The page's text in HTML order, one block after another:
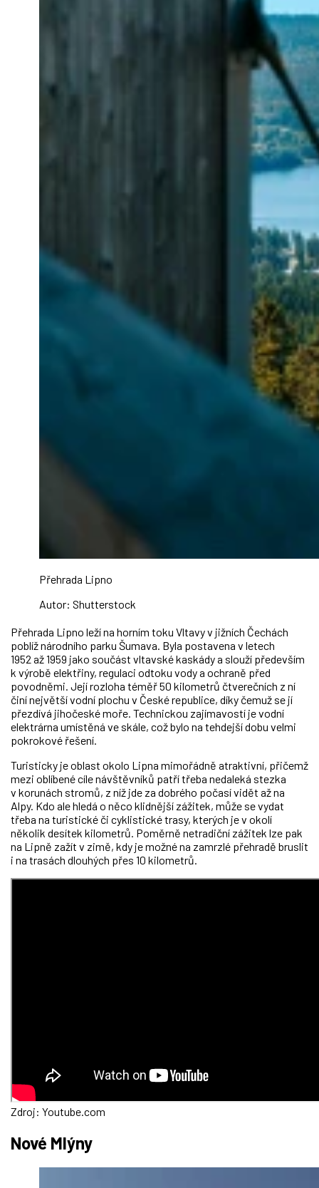
Přehrada Lipno
Autor: Shutterstock
Přehrada Lipno leží na horním toku Vltavy v jižních Čechách
poblíž národního parku Šumava. Byla postavena v letech
1952 až 1959 jako součást vltavské kaskády a slouží především
k výrobě elektřiny, regulaci odtoku vody a ochraně před
povodněmi. Její rozloha téměř 50 kilometrů čtverečních z ní
činí největší vodní plochu v České republice, díky čemuž se jí
přezdívá jihočeské moře. Technickou zajímavostí je vodní
elektrárna umístěná ve skále, což bylo na tehdejší dobu velmi
pokrokové řešení.
Turisticky je oblast okolo Lipna mimořádně atraktivní, přičemž
mezi oblíbené cíle návštěvníků patří třeba nedaleká stezka
v korunách stromů, z níž jde za dobrého počasí vidět až na
Alpy. Kdo ale hledá o něco klidnější zážitek, může se vydat
třeba na turistické či cyklistické trasy, kterých je v okolí
několik desítek kilometrů. Poměrně netradiční zážitek lze pak
na Lipně zažít v zimě, kdy je možné na zamrzlé přehradě bruslit
i na trasách dlouhých přes 10 kilometrů.
Zdroj: Youtube.com
Nové Mlýny